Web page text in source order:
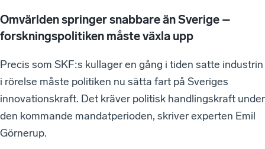
Omvärlden springer snabbare än Sverige –
forskningspolitiken måste växla upp
Precis som SKF:s kullager en gång i tiden satte industrin
i rörelse måste politiken nu sätta fart på Sveriges
innovationskraft. Det kräver politisk handlingskraft under
den kommande mandatperioden, skriver experten Emil
Görnerup.